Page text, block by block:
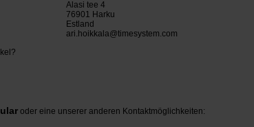
Alasi tee 4
76901 Harku
Estland
ari.hoikkala@timesystem.com
oder eine unserer anderen Kontaktmöglichkeiten: